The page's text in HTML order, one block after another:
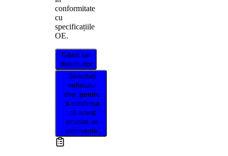
conformitate
cu
specificațiile
OE.
Găsiți un
distribuitor
Selectați
vehiculul
dvs. pentru
a confirma
că acest
produs se
potrivește